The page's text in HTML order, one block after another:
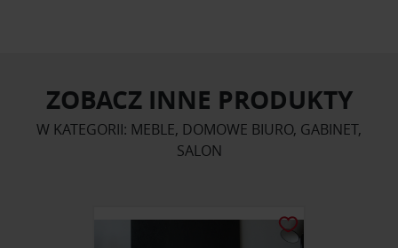
ZOBACZ INNE PRODUKTY
W KATEGORII: MEBLE, DOMOWE BIURO, GABINET,
SALON